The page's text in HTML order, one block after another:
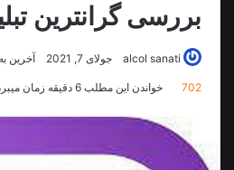
بررسی گرانترین
alcol sanati جولای 7, 2021 آخرین به
702 خواندن این مطلب 6 دقیقه زمان میبرد